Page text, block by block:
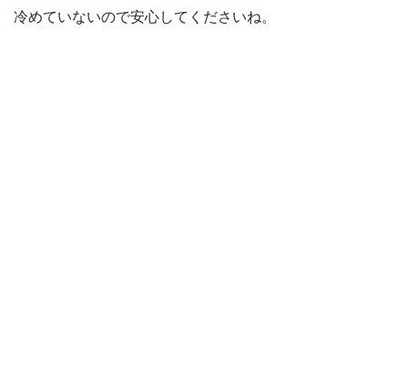
冷めていないので安心してくださいね。